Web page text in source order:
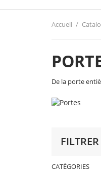
Accueil
De la porte
CATÉGORIES